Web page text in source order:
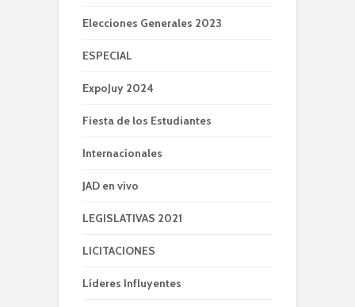
Elecciones Generales 2023
ESPECIAL
ExpoJuy 2024
Fiesta de los Estudiantes
Internacionales
JAD en vivo
LEGISLATIVAS 2021
LICITACIONES
Líderes Influyentes